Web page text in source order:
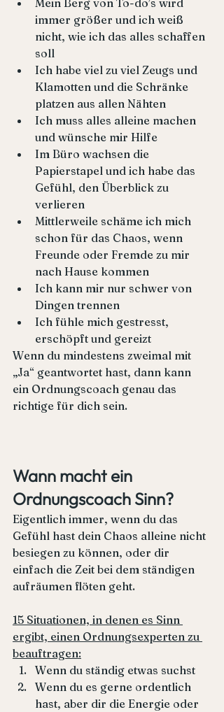
immer größer und ich weiß
nicht, wie ich das alles schaffen
soll
Ich habe viel zu viel Zeugs und
Klamotten und die Schränke
platzen aus allen Nähten
Ich muss alles alleine machen
und wünsche mir Hilfe
Im Büro wachsen die
Papierstapel und ich habe das
Gefühl, den Überblick zu
verlieren
Mittlerweile schäme ich mich
schon für das Chaos, wenn
Freunde oder Fremde zu mir
nach Hause kommen
Ich kann mir nur schwer von
Dingen trennen
Ich fühle mich gestresst,
erschöpft und gereizt
Wenn du mindestens zweimal mit
„Ja“ geantwortet hast, dann kann
ein Ordnungscoach genau das
richtige für dich sein.
Wann macht ein
Ordnungscoach Sinn?
Eigentlich immer, wenn du das
Gefühl hast dein Chaos alleine nicht
besiegen zu können, oder dir
einfach die Zeit bei dem ständigen
aufräumen flöten geht.
15 Situationen, in denen es Sinn
ergibt, einen Ordnungsexperten zu
beauftragen:
Wenn du ständig etwas suchst
Wenn du es gerne ordentlich
hast, aber dir die Energie oder